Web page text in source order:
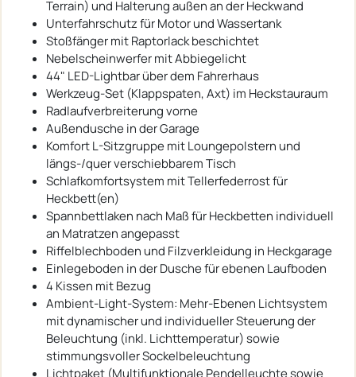
Terrain) und Halterung außen an der Heckwand
Unterfahrschutz für Motor und Wassertank
Stoßfänger mit Raptorlack beschichtet
Nebelscheinwerfer mit Abbiegelicht
44" LED-Lightbar über dem Fahrerhaus
Werkzeug-Set (Klappspaten, Axt) im Heckstauraum
Radlaufverbreiterung vorne
Außendusche in der Garage
Komfort L-Sitzgruppe mit Loungepolstern und
längs-/quer verschiebbarem Tisch
Schlafkomfortsystem mit Tellerfederrost für
Heckbett(en)
Spannbettlaken nach Maß für Heckbetten individuell
an Matratzen angepasst
Riffelblechboden und Filzverkleidung in Heckgarage
Einlegeboden in der Dusche für ebenen Laufboden
4 Kissen mit Bezug
Ambient-Light-System: Mehr-Ebenen Lichtsystem
mit dynamischer und individueller Steuerung der
Beleuchtung (inkl. Lichttemperatur) sowie
stimmungsvoller Sockelbeleuchtung
Lichtpaket (Multifunktionale Pendelleuchte sowie